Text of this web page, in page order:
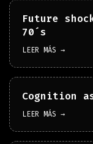
Future
70´s
LEER MÁS →
Cognition
LEER MÁS →